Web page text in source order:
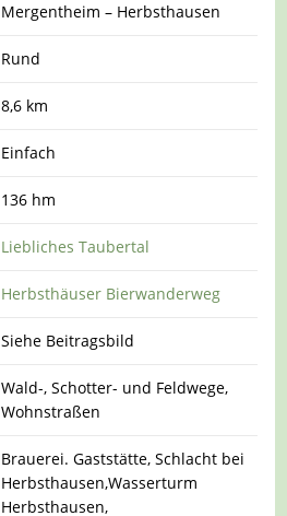
Mergentheim – Herbsthausen
Rund
8,6 km
Einfach
136 hm
Liebliches Taubertal
Herbsthäuser Bierwanderweg
Siehe Beitragsbild
Wald-, Schotter- und Feldwege,
Wohnstraßen
Brauerei. Gaststätte, Schlacht bei
Herbsthausen,Wasserturm
Herbsthausen,